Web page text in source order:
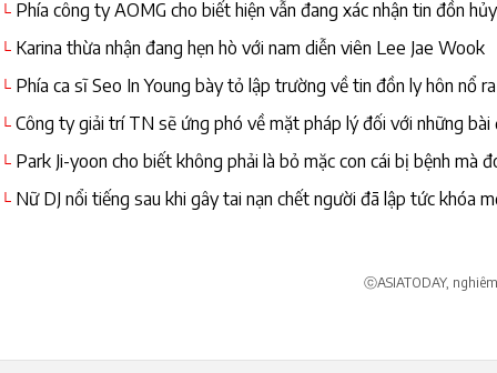
└ Phía công ty AOMG cho biết hiện vẫn đang xác nhận tin đồn
└ Karina thừa nhận đang hẹn hò với nam diễn viên Lee Jae Wook
└ Phía ca sĩ Seo In Young bày tỏ lập trường về tin đồn ly hôn nổ
└ Công ty giải trí TN sẽ ứng phó về mặt pháp lý đối với những
└ Park Ji-yoon cho biết không phải là bỏ mặc con cái bị bệnh mà
└ Nữ DJ nổi tiếng sau khi gây tai nạn chết người đã lập tức khóa
ⓒASIATODAY,